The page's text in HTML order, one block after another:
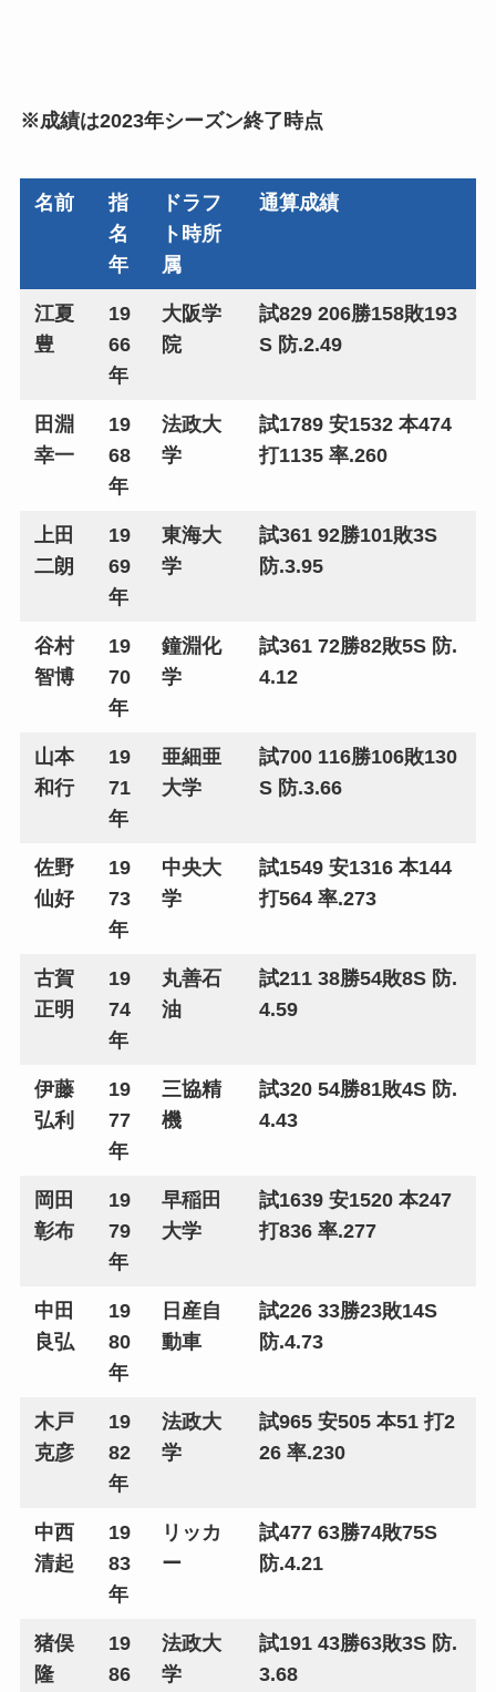
※成績は2023年シーズン終了時点
名前
指
名
年
ドラフ
ト時所
属
通算成績
江夏
豊
19
66
年
大阪学
院
試829 206勝158敗193
S 防.2.49
田淵
幸一
19
68
年
法政大
学
試1789 安1532 本474
打1135 率.260
上田
二朗
19
69
年
東海大
学
試361 92勝101敗3S
防.3.95
谷村
智博
19
70
年
鐘淵化
学
試361 72勝82敗5S 防.
4.12
山本
和行
19
71
年
亜細亜
大学
試700 116勝106敗130
S 防.3.66
佐野
仙好
19
73
年
中央大
学
試1549 安1316 本144
打564 率.273
古賀
正明
19
74
年
丸善石
油
試211 38勝54敗8S 防.
4.59
伊藤
弘利
19
77
年
三協精
機
試320 54勝81敗4S 防.
4.43
岡田
彰布
19
79
年
早稲田
大学
試1639 安1520 本247
打836 率.277
中田
良弘
19
80
年
日産自
動車
試226 33勝23敗14S
防.4.73
木戸
克彦
19
82
年
法政大
学
試965 安505 本51 打2
26 率.230
中西
清起
19
83
年
リッカ
ー
試477 63勝74敗75S
防.4.21
猪俣
隆
19
86
法政大
学
試191 43勝63敗3S 防.
3.68